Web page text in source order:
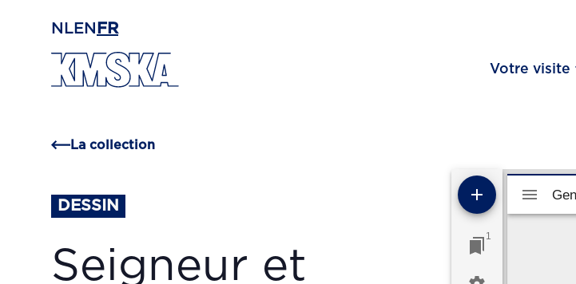
NL EN FR
Votre visite
La collection
DESSIN
Seigneur et
1
Visualiseur